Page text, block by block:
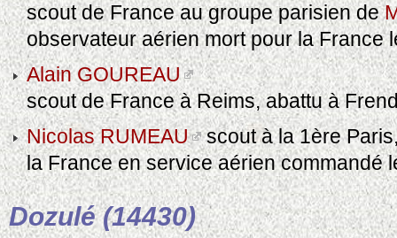
scout de France au groupe parisien de
observateur aérien mort pour la France
Alain GOUREAU
scout de France à Reims, abattu à
Nicolas RUMEAU scout à la 1ère
la France en service aérien commandé
Dozulé (14430)